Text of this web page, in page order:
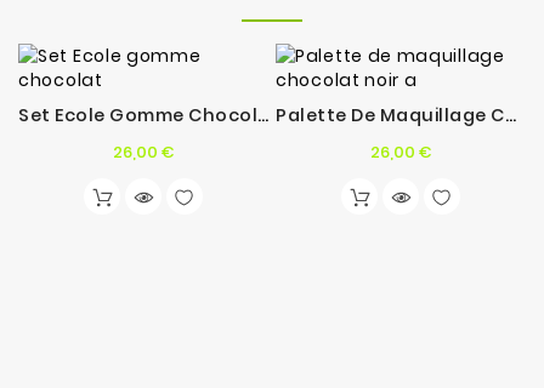
Set Ecole Gomme Chocolat
26,00 €Prix
Palette De Maquillage Chocolat Noir A
26,00 €Prix